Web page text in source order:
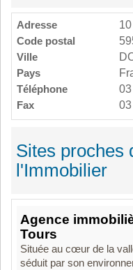
Adresse
Code postal
Ville
Pays
Téléphone
Fax
Sites proches
l'Immobilier
Agence
Tours
Située au cœur de la
séduit par son